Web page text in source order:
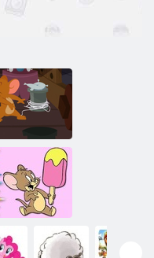
Tom e Jerry:
Cheese Dash
Libro da